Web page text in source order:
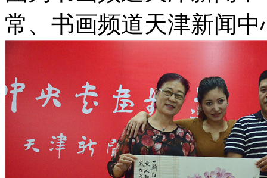
常、书画频道天津新闻